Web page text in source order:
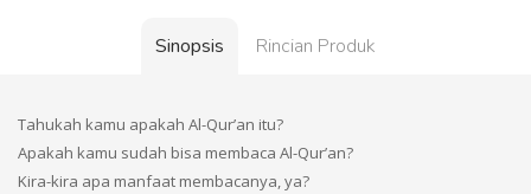
Sinopsis Rincian Produk
Tahukah kamu apakah Al-Qur’an itu?
Apakah kamu sudah bisa membaca Al-Qur’an?
Kira-kira apa manfaat membacanya, ya?